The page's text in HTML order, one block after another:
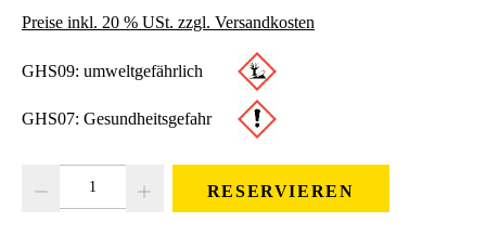
Preise inkl. 20 % USt. zzgl. Versandkosten
GHS09: umweltgefährlich
GHS07: Gesundheitsgefahr
RESERVIEREN